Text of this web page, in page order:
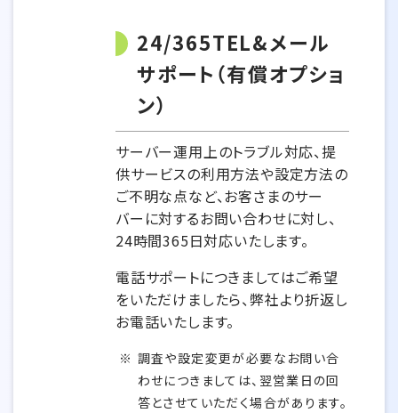
24/365TEL&メール
サポート（有償オプショ
ン）
サーバー運用上のトラブル対応、提
供サービスの利用方法や設定方法の
ご不明な点など、お客さまのサー
バーに対するお問い合わせに対し、
24時間365日対応いたします。
電話サポートにつきましてはご希望
をいただけましたら、弊社より折返し
お電話いたします。
調査や設定変更が必要なお問い合
わせにつきましては、翌営業日の回
答とさせていただく場合があります。